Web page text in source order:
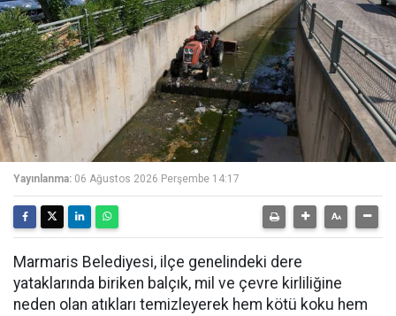
Yayınlanma: 06 Ağustos 2026 Perşembe 14:17
Marmaris Belediyesi, ilçe genelindeki dere
yataklarında biriken balçık, mil ve çevre kirliliğine
neden olan atıkları temizleyerek hem kötü koku hem